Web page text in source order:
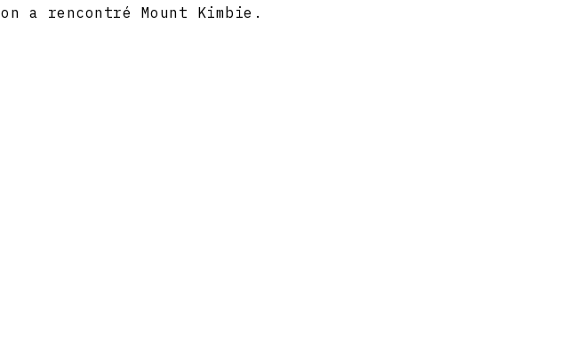
on a rencontré Mount Kimbie.